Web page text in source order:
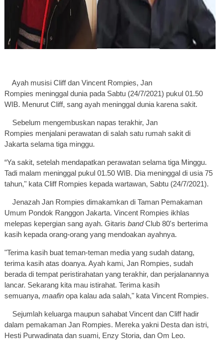
Ayah musisi Cliff dan Vincent Rompies, Jan
Rompies meninggal dunia pada Sabtu (24/7/2021) pukul 01.50
WIB. Menurut Cliff, sang ayah meninggal dunia karena sakit.
Sebelum mengembuskan napas terakhir, Jan
Rompies menjalani perawatan di salah satu rumah sakit di
Jakarta selama tiga minggu.
“Ya sakit, setelah mendapatkan perawatan selama tiga Minggu.
Tadi malam meninggal pukul 01.50 WIB. Dia meninggal di usia 75
tahun," kata Cliff Rompies kepada wartawan, Sabtu (24/7/2021).
Jenazah Jan Rompies dimakamkan di Taman Pemakaman
Umum Pondok Ranggon Jakarta. Vincent Rompies ikhlas
melepas kepergian sang ayah. Gitaris bandClub 80's berterima
kasih kepada orang-orang yang mendoakan ayahnya.
"Terima kasih buat teman-teman media yang sudah datang,
terima kasih atas doanya. Ayah kami, Jan Rompies, sudah
berada di tempat peristirahatan yang terakhir, dan perjalanannya
lancar. Sekarang kita mau istirahat. Terima kasih
semuanya, maafinopa kalau ada salah," kata Vincent Rompies.
Sejumlah keluarga maupun sahabat Vincent dan Cliff hadir
dalam pemakaman Jan Rompies. Mereka yakni Desta dan istri,
Hesti Purwadinata dan suami, Enzy Storia, dan Om Leo.